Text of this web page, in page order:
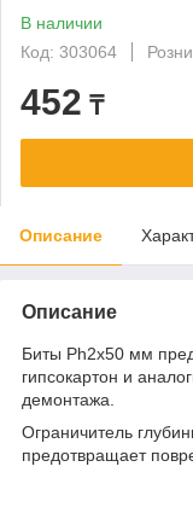
В наличии
Код: 303064
452 ₸
Описание
Описание
Биты Ph2x50 мм
гипсокартон и
демонтажа.
Ограничитель
предотвращает